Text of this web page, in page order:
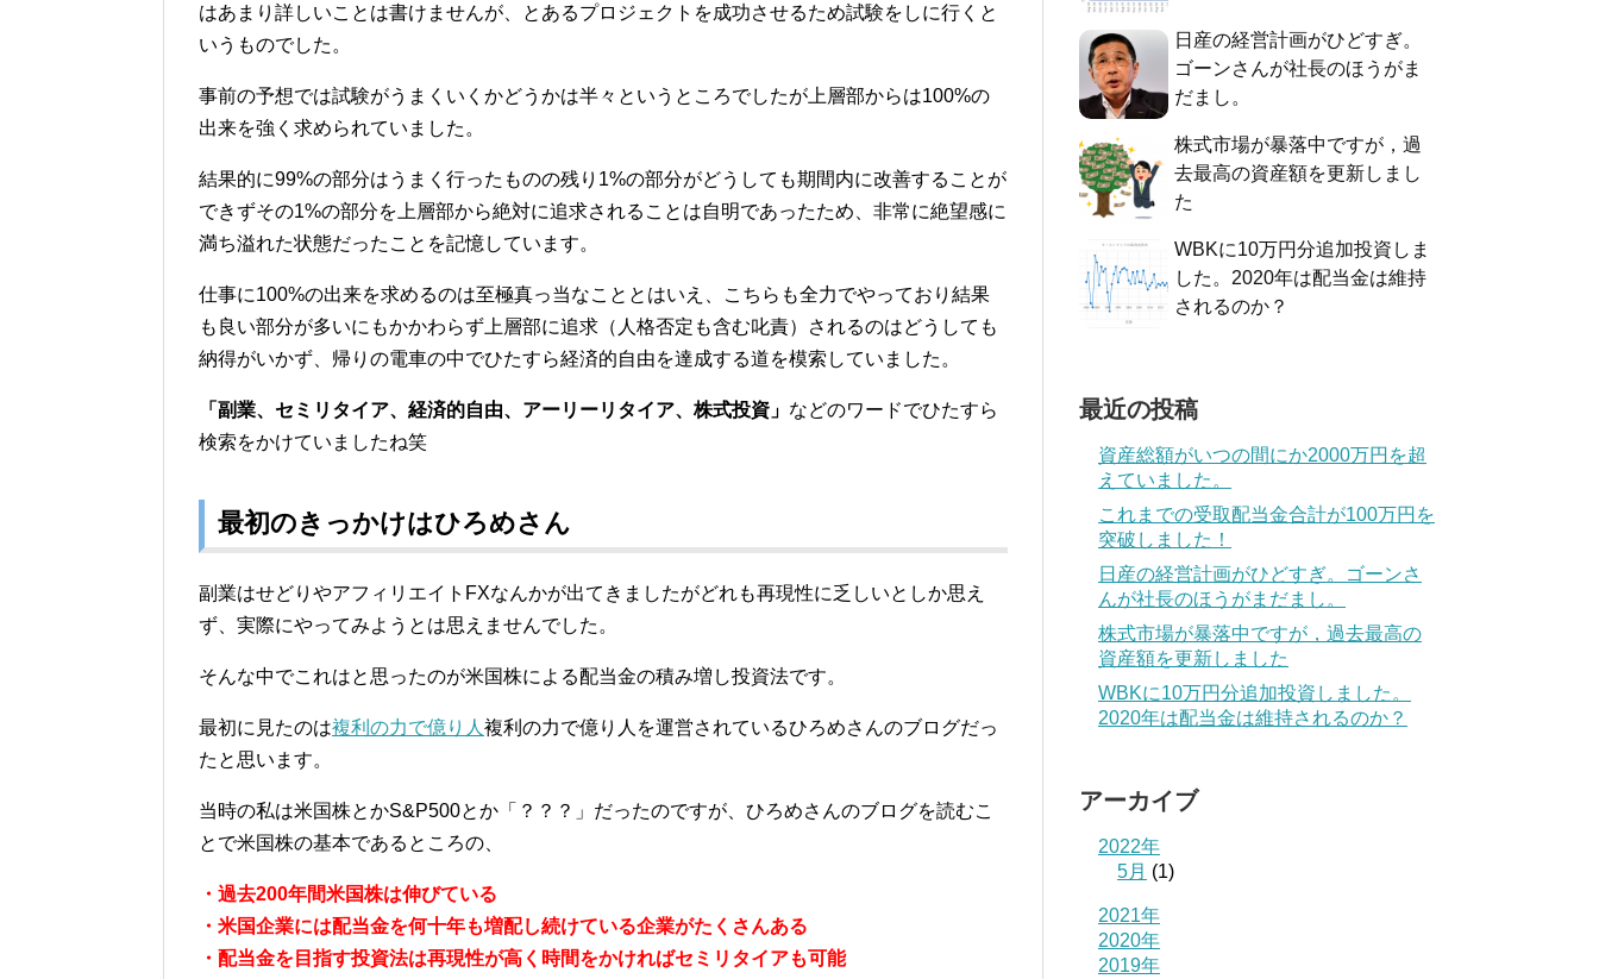
はあまり詳しいことは書けませんが、とあるプロジェクトを成功させるため試験をしに行くと
いうものでした。
事前の予想では試験がうまくいくかどうかは半々というところでしたが上層部からは100%の
出来を強く求められていました。
結果的に99%の部分はうまく行ったものの残り1%の部分がどうしても期間内に改善することが
できずその1%の部分を上層部から絶対に追求されることは自明であったため、非常に絶望感に
満ち溢れた状態だったことを記憶しています。
仕事に100%の出来を求めるのは至極真っ当なこととはいえ、こちらも全力でやっており結果
も良い部分が多いにもかかわらず上層部に追求（人格否定も含む叱責）されるのはどうしても
納得がいかず、帰りの電車の中でひたすら経済的自由を達成する道を模索していました。
「副業、セミリタイア、経済的自由、アーリーリタイア、株式投資」 などのワードでひたすら
検索をかけていましたね笑
最初のきっかけはひろめさん
副業はせどりやアフィリエイトFXなんかが出てきましたがどれも再現性に乏しいとしか思え
ず、実際にやってみようとは思えませんでした。
そんな中でこれはと思ったのが米国株による配当金の積み増し投資法です。
最初に見たのは複利の力で億り人 複利の力で億り人を運営されているひろめさんのブログだっ
たと思います。
当時の私は米国株とかS&P500とか「？？？」だったのですが、ひろめさんのブログを読むこ
とで米国株の基本であるところの、
・過去200年間米国株は伸びている
・米国企業には配当金を何十年も増配し続けている企業がたくさんある
・配当金を目指す投資法は再現性が高く時間をかければセミリタイアも可能
日産の経営計画がひどすぎ。
ゴーンさんが社長のほうがま
だまし。
株式市場が暴落中ですが，過
去最高の資産額を更新しまし
た
WBKに10万円分追加投資しま
した。2020年は配当金は維持
されるのか？
最近の投稿
資産総額がいつの間にか2000万円を超
えていました。
これまでの受取配当金合計が100万円を
突破しました！
日産の経営計画がひどすぎ。ゴーンさ
んが社長のほうがまだまし。
株式市場が暴落中ですが，過去最高の
資産額を更新しました
WBKに10万円分追加投資しました。
2020年は配当金は維持されるのか？
アーカイブ
2022年
5月 (1)
2021年
2020年
2019年